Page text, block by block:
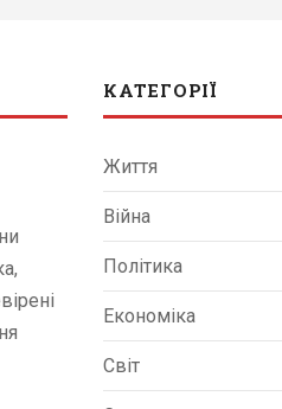
КАТЕГОРІЇ
Життя
Війна
Політика
Економіка
Світ